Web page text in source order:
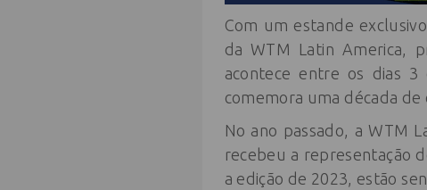
Com um estande
da WTM Latin America,
acontece entre os dias
comemora uma década de
No ano passado, a WTM
recebeu a representação
a edição de 2023, estão